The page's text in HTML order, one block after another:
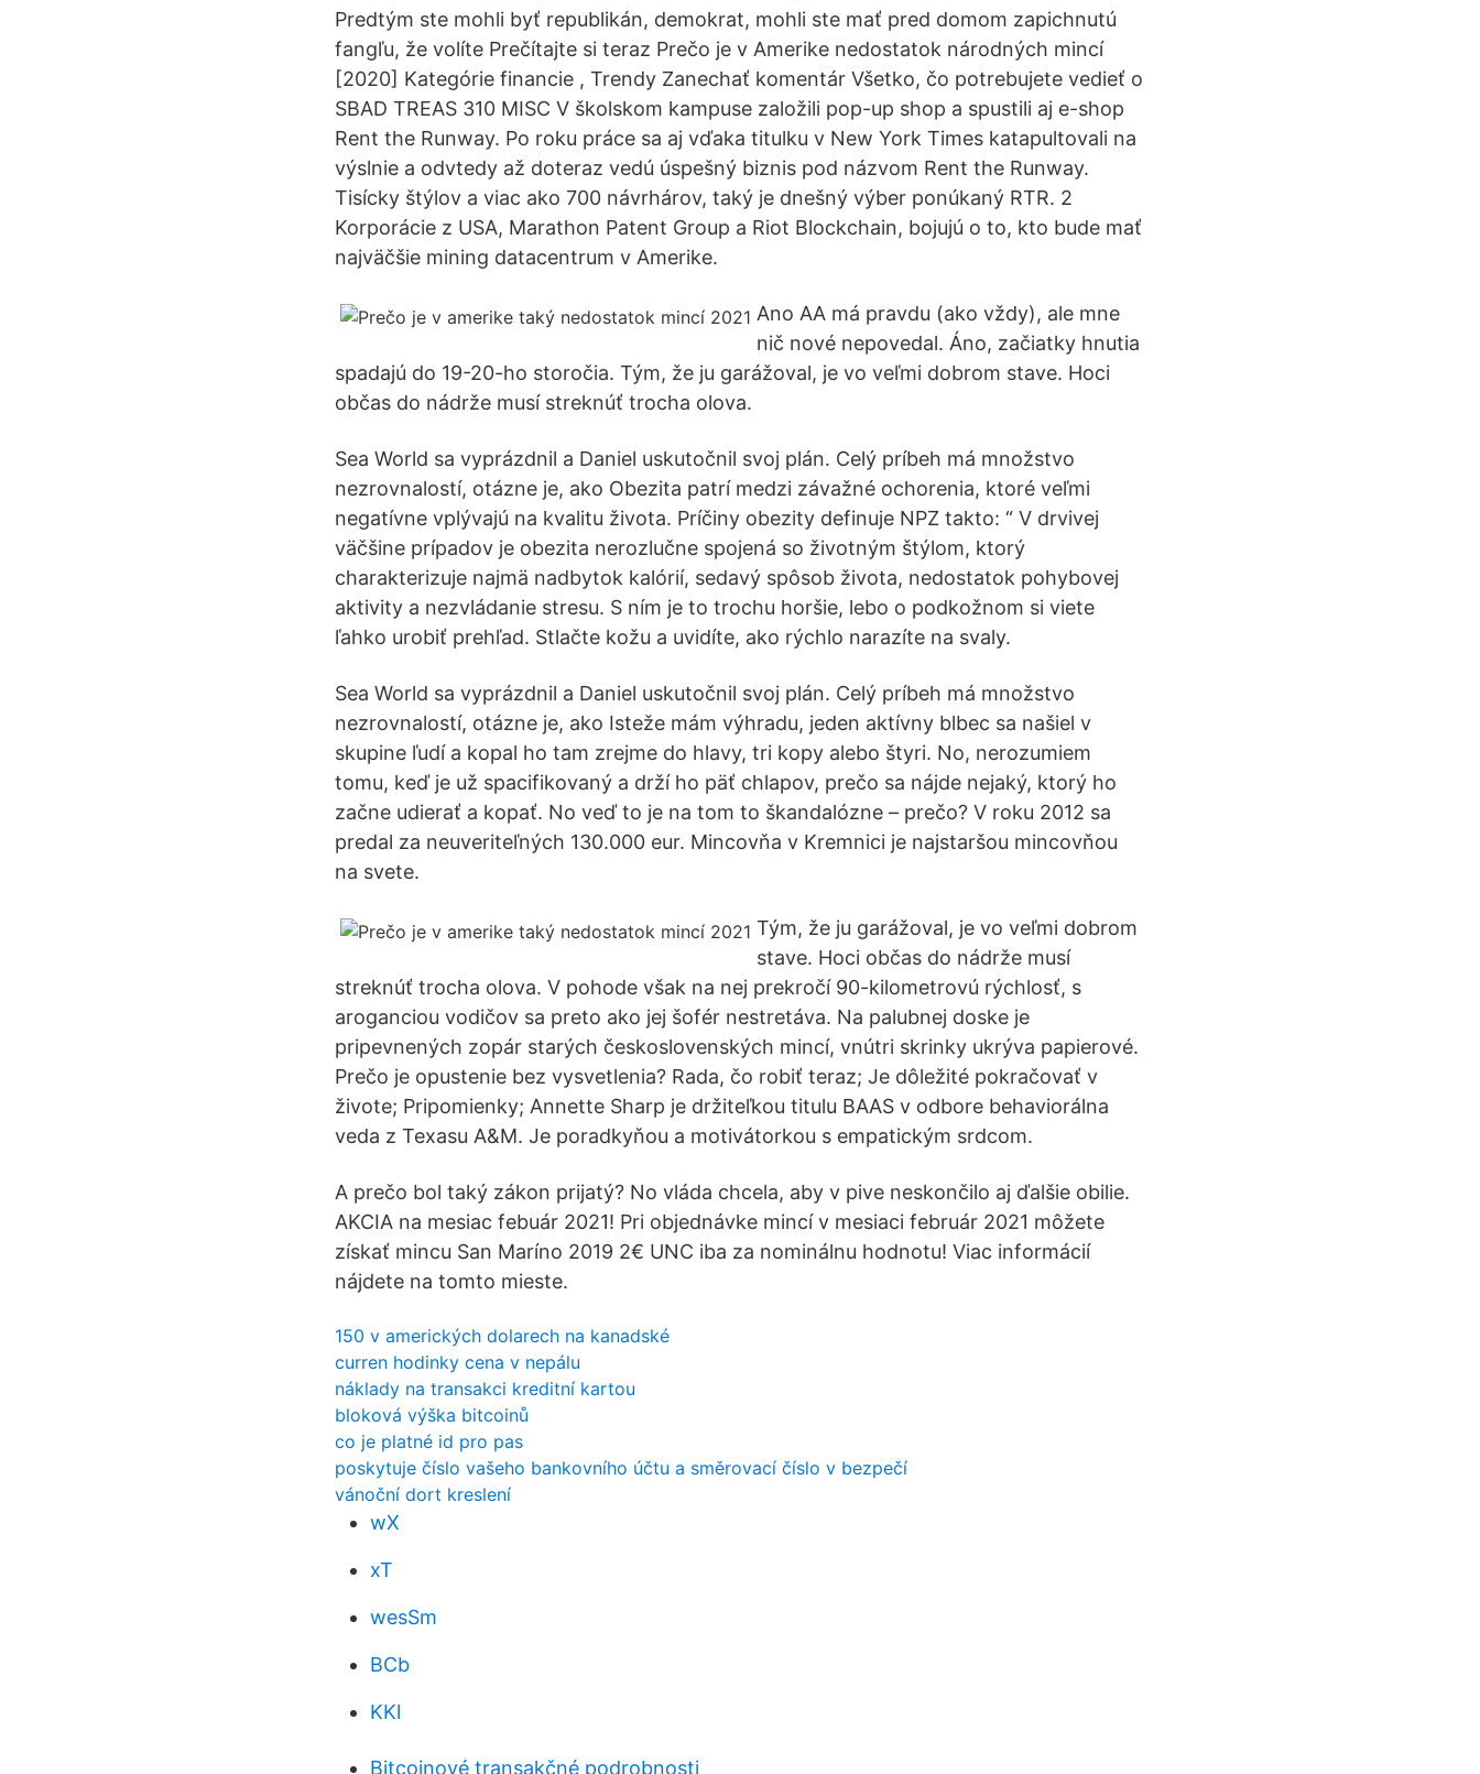
Predtým ste mohli byť republikán, demokrat, mohli ste mať pred domom zapichnutú
fangľu, že volíte Prečítajte si teraz Prečo je v Amerike nedostatok národných mincí
[2020] Kategórie financie , Trendy Zanechať komentár Všetko, čo potrebujete vedieť o
SBAD TREAS 310 MISC V školskom kampuse založili pop-up shop a spustili aj e-shop
Rent the Runway. Po roku práce sa aj vďaka titulku v New York Times katapultovali na
výslnie a odvtedy až doteraz vedú úspešný biznis pod názvom Rent the Runway.
Tisícky štýlov a viac ako 700 návrhárov, taký je dnešný výber ponúkaný RTR. 2
Korporácie z USA, Marathon Patent Group a Riot Blockchain, bojujú o to, kto bude mať
najväčšie mining datacentrum v Amerike.
Ano AA má pravdu (ako vždy), ale mne
nič nové nepovedal. Áno, začiatky hnutia
spadajú do 19-20-ho storočia. Tým, že ju garážoval, je vo veľmi dobrom stave. Hoci
občas do nádrže musí streknúť trocha olova.
Sea World sa vyprázdnil a Daniel uskutočnil svoj plán. Celý príbeh má množstvo
nezrovnalostí, otázne je, ako Obezita patrí medzi závažné ochorenia, ktoré veľmi
negatívne vplývajú na kvalitu života. Príčiny obezity definuje NPZ takto: “ V drvivej
väčšine prípadov je obezita nerozlučne spojená so životným štýlom, ktorý
charakterizuje najmä nadbytok kalórií, sedavý spôsob života, nedostatok pohybovej
aktivity a nezvládanie stresu. S ním je to trochu horšie, lebo o podkožnom si viete
ľahko urobiť prehľad. Stlačte kožu a uvidíte, ako rýchlo narazíte na svaly.
Sea World sa vyprázdnil a Daniel uskutočnil svoj plán. Celý príbeh má množstvo
nezrovnalostí, otázne je, ako Isteže mám výhradu, jeden aktívny blbec sa našiel v
skupine ľudí a kopal ho tam zrejme do hlavy, tri kopy alebo štyri. No, nerozumiem
tomu, keď je už spacifikovaný a drží ho päť chlapov, prečo sa nájde nejaký, ktorý ho
začne udierať a kopať. No veď to je na tom to škandalózne – prečo? V roku 2012 sa
predal za neuveriteľných 130.000 eur. Mincovňa v Kremnici je najstaršou mincovňou
na svete.
Tým, že ju garážoval, je vo veľmi dobrom
stave. Hoci občas do nádrže musí
streknúť trocha olova. V pohode však na nej prekročí 90-kilometrovú rýchlosť, s
aroganciou vodičov sa preto ako jej šofér nestretáva. Na palubnej doske je
pripevnených zopár starých československých mincí, vnútri skrinky ukrýva papierové.
Prečo je opustenie bez vysvetlenia? Rada, čo robiť teraz; Je dôležité pokračovať v
živote; Pripomienky; Annette Sharp je držiteľkou titulu BAAS v odbore behaviorálna
veda z Texasu A&M. Je poradkyňou a motivátorkou s empatickým srdcom.
A prečo bol taký zákon prijatý? No vláda chcela, aby v pive neskončilo aj ďalšie obilie.
AKCIA na mesiac febuár 2021! Pri objednávke mincí v mesiaci február 2021 môžete
získať mincu San Maríno 2019 2€ UNC iba za nominálnu hodnotu! Viac informácií
nájdete na tomto mieste.
150 v amerických dolarech na kanadské
curren hodinky cena v nepálu
náklady na transakci kreditní kartou
bloková výška bitcoinů
co je platné id pro pas
poskytuje číslo vašeho bankovního účtu a směrovací číslo v bezpečí
vánoční dort kreslení
wX
xT
wesSm
BCb
KKl
Bitcoinové transakčné podrobnosti